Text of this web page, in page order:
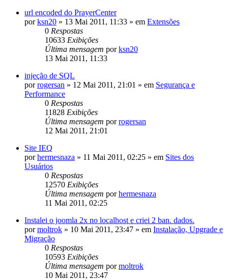
url encoded do PrayerCenter
porksn20 » 13 Mai 2011, 11:33 » em Extensões
0 Respostas
10633 Exibições
Última mensagem porksn20
13 Mai 2011, 11:33
injeção de SQL
porrogersan » 12 Mai 2011, 21:01 » em Segurança e
Performance
0 Respostas
11828 Exibições
Última mensagem porrogersan
12 Mai 2011, 21:01
Site IEQ
porhermesnaza » 11 Mai 2011, 02:25 » em Sites dos
Usuários
0 Respostas
12570 Exibições
Última mensagem porhermesnaza
11 Mai 2011, 02:25
Instalei o joomla 2x no localhost e criei 2 ban. dados.
pormoltrok » 10 Mai 2011, 23:47 » em Instalação, Upgrade e
Migração
0 Respostas
10593 Exibições
Última mensagem pormoltrok
10 Mai 2011, 23:47